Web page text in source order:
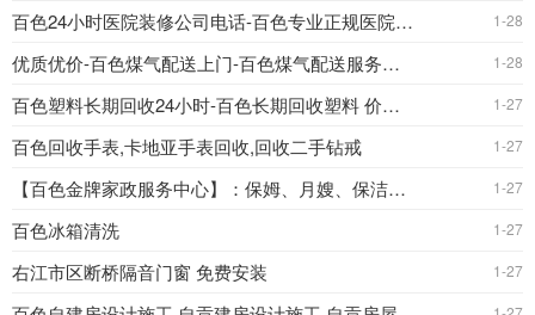
百色24小时医院装修公司电话-百色专业正规医院装修设 1-28
优质优价-百色煤气配送上门-百色煤气配送服务热线 1-28
百色塑料长期回收24小时-百色长期回收塑料 价格实惠 1-27
百色回收手表,卡地亚手表回收,回收二手钻戒 1-27
【百色金牌家政服务中心】：保姆、月嫂、保洁、医护、陪 1-27
百色冰箱清洗 1-27
右江市区断桥隔音门窗 免费安装 1-27